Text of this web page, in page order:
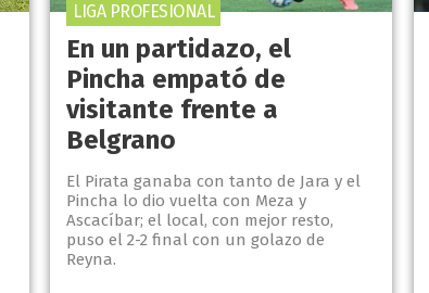
En un partidazo, el
Pincha empató de
visitante frente a
Belgrano
El Pirata ganaba con tanto de Jara y el
Pincha lo dio vuelta con Meza y
Ascacíbar; el local, con mejor resto,
puso el 2-2 final con un golazo de
Reyna.
LIGA PROFESIONAL